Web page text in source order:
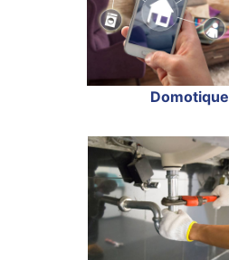
Domotique